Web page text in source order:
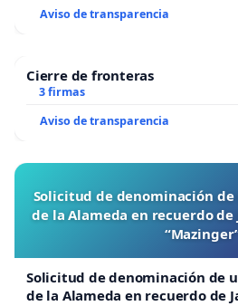
Aviso de transparencia
Cierre de fronteras
3 firmas
Aviso de transparencia
Solicitud de denominación
de la Alameda en recuerdo
Solicitud de denominación de
de la Alameda en recuerdo de